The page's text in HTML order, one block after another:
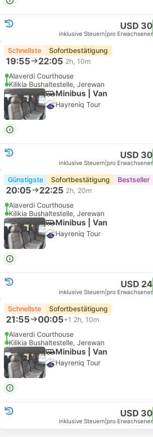
USD 30
inklusive Steuern pro Erwachsener
Schnellste Sofortbestätigung
19:55 22:05 2h, 10m
Alaverdi Courthouse
Kilikia Bushaltestelle, Jerewan
Minibus | Van
Hayreniq Tour
USD 30
inklusive Steuern pro Erwachsener
Günstigste Sofortbestätigung Bestseller
20:05 22:25 2h, 20m
Alaverdi Courthouse
Kilikia Bushaltestelle, Jerewan
Minibus | Van
Hayreniq Tour
USD 24
inklusive Steuern pro Erwachsener
Schnellste Sofortbestätigung
21:55 00:05+1 2h, 10m
Alaverdi Courthouse
Kilikia Bushaltestelle, Jerewan
Minibus | Van
Hayreniq Tour
USD 30
inklusive Steuern pro Erwachsener